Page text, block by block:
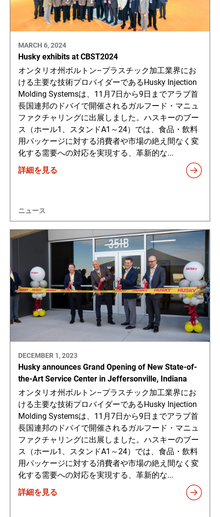
MARCH 6, 2024
Husky exhibits at CBST2024
オンタリオ州ボルトン–プラスチック加工業界にお
ける主要な技術プロバイダーであるHusky Injection
Molding Systemsは、11月7日から9日までアラブ首
長国連邦のドバイで開催されるガルフード・マニュ
ファクチャリングに出展しました。ハスキーのブー
ス（ホール1、スタンドA1～24）では、食品・飲料
用パッケージに対する消費者や市場の絶え間なく変
化する需要への対応を実現する、革新的な...
詳細を見る
ニュース
DECEMBER 1, 2023
Husky announces Grand Opening of New State-of-
the-Art Service Center in Jeffersonville, Indiana
オンタリオ州ボルトン–プラスチック加工業界にお
ける主要な技術プロバイダーであるHusky Injection
Molding Systemsは、11月7日から9日までアラブ首
長国連邦のドバイで開催されるガルフード・マニュ
ファクチャリングに出展しました。ハスキーのブー
ス（ホール1、スタンドA1～24）では、食品・飲料
用パッケージに対する消費者や市場の絶え間なく変
化する需要への対応を実現する、革新的な...
詳細を見る